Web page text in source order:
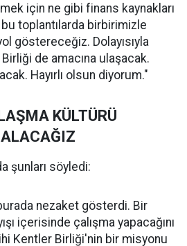
için ne gibi finans kaynakları
bu toplantılarda birbirimizle
göstereceğiz. Dolayısıyla
de amacına ulaşacak.
Hayırlı olsun diyorum."
KÜLTÜRÜ
ALACAĞIZ
şunları söyledi:
nezaket gösterdi. Bir
içerisinde çalışma yapacağını
Kentler Birliği'nin bir misyonu